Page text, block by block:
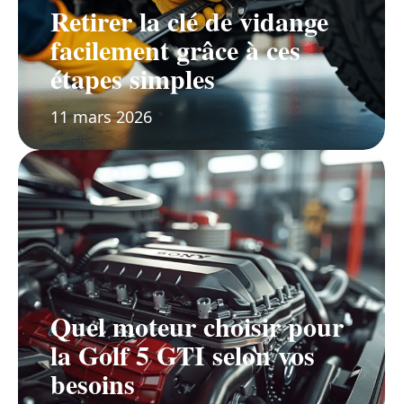
Retirer la clé de vidange
facilement grâce à ces
étapes simples
11 mars 2026
Quel moteur choisir pour
la Golf 5 GTI selon vos
besoins